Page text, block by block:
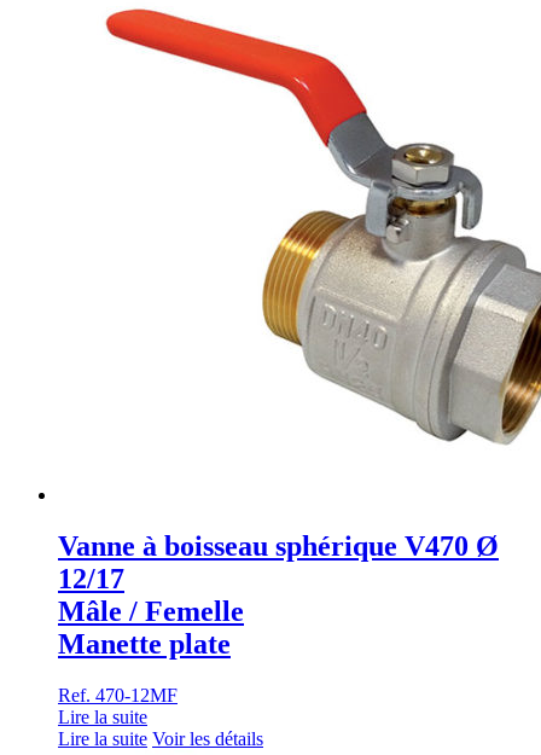
Vanne à boisseau sphérique V470 Ø
12/17
Mâle / Femelle
Manette plate
Ref. 470-12MF
Lire la suite
Lire la suite Voir les détails